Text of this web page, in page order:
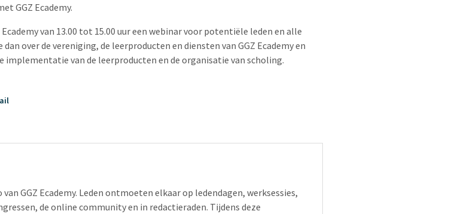
GGZ Ecademy.
van 13.00 tot 15.00 uur een webinar voor potentiële leden en alle
over de vereniging, de leerproducten en diensten van GGZ Ecademy en
implementatie van de leerproducten en de organisatie van scholing.
GGZ Ecademy. Leden ontmoeten elkaar op ledendagen, werksessies,
de online community en in redactieraden. Tijdens deze